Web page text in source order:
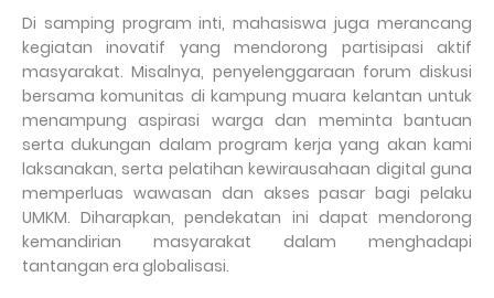
Di samping program inti, mahasiswa juga merancang
kegiatan inovatif yang mendorong partisipasi aktif
masyarakat. Misalnya, penyelenggaraan forum diskusi
bersama komunitas di kampung muara kelantan untuk
menampung aspirasi warga dan meminta bantuan
serta dukungan dalam program kerja yang akan kami
laksanakan, serta pelatihan kewirausahaan digital guna
memperluas wawasan dan akses pasar bagi pelaku
UMKM. Diharapkan, pendekatan ini dapat mendorong
kemandirian masyarakat dalam menghadapi
tantangan era globalisasi.